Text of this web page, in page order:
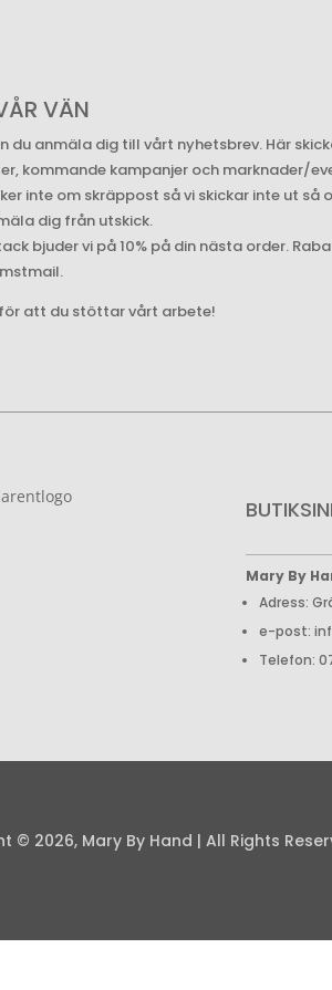
VÄN
du anmäla dig till vårt nyhetsbrev. Här
kommande kampanjer och marknader/
inte om skräppost så vi skickar inte ut så
dig från utskick.
bjuder vi på 10% på din nästa order.
att du stöttar vårt arbete!
Mary By
Adress:
e-post:
Telefon:
© 2026, Mary By Hand | All Rights